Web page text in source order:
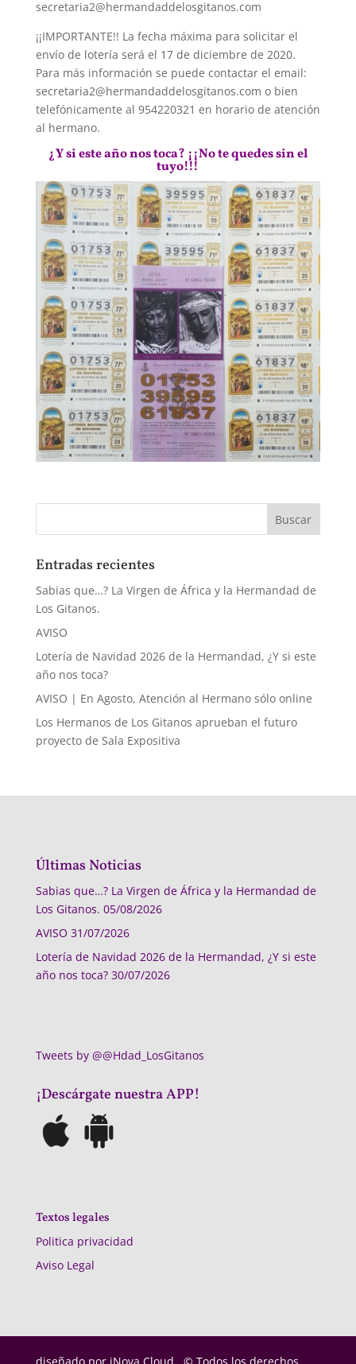
secretaria2@hermandaddelosgitanos.com
¡¡IMPORTANTE!! La fecha máxima para solicitar el
envío de lotería será el 17 de diciembre de 2020.
Para más información se puede contactar el email:
secretaria2@hermandaddelosgitanos.com o bien
telefónicamente al 954220321 en horario de atención
al hermano.
¿Y si este año nos toca? ¡¡No te quedes sin el
tuyo!!!
Entradas recientes
Sabias que…? La Virgen de África y la Hermandad de
Los Gitanos.
AVISO
Lotería de Navidad 2026 de la Hermandad, ¿Y si este
año nos toca?
AVISO | En Agosto, Atención al Hermano sólo online
Los Hermanos de Los Gitanos aprueban el futuro
proyecto de Sala Expositiva
Últimas Noticias
Sabias que…? La Virgen de África y la Hermandad de
Los Gitanos. 05/08/2026
AVISO 31/07/2026
Lotería de Navidad 2026 de la Hermandad, ¿Y si este
año nos toca? 30/07/2026
Tweets by @@Hdad_LosGitanos
¡Descárgate nuestra APP!
Textos legales
Politica privacidad
Aviso Legal